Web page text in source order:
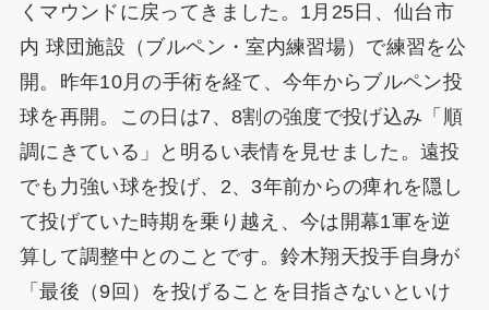
くマウンドに戻ってきました。1月25日、仙台市
内 球団施設（ブルペン・室内練習場）で練習を公
開。昨年10月の手術を経て、今年からブルペン投
球を再開。この日は7、8割の強度で投げ込み「順
調にきている」と明るい表情を見せました。遠投
でも力強い球を投げ、2、3年前からの痺れを隠し
て投げていた時期を乗り越え、今は開幕1軍を逆
算して調整中とのことです。鈴木翔天投手自身が
「最後（9回）を投げることを目指さないといけ